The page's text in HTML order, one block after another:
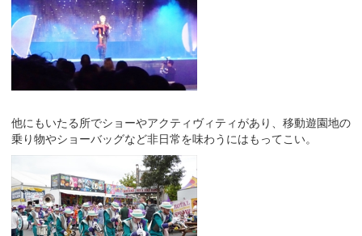
他にもいたる所でショーやアクティヴィティがあり、移動遊園地の
乗り物やショーバッグなど非日常を味わうにはもってこい。